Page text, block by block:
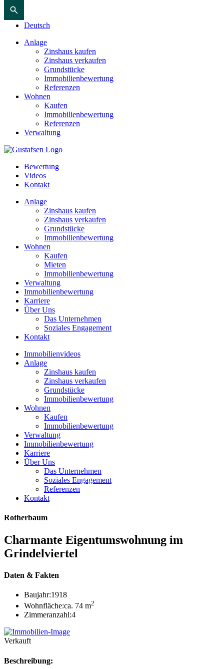
Deutsch
Anlage
Zinshaus kaufen
Zinshaus verkaufen
Grundstücke
Immobilienbewertung
Referenzen
Wohnen
Kaufen
Immobilienbewertung
Referenzen
Verwaltung
Bewertung
Videos
Kontakt
Anlage
Zinshaus kaufen
Zinshaus verkaufen
Grundstücke
Immobilienbewertung
Wohnen
Kaufen
Mieten
Immobilienbewertung
Verwaltung
Immobilienbewertung
Karriere
Über Uns
Das Unternehmen
Soziales Engagement
Kontakt
Immobilienvideos
Anlage
Zinshaus kaufen
Zinshaus verkaufen
Grundstücke
Immobilienbewertung
Wohnen
Kaufen
Immobilienbewertung
Verwaltung
Immobilienbewertung
Karriere
Über Uns
Das Unternehmen
Soziales Engagement
Referenzen
Kontakt
Rotherbaum
Charmante Eigentumswohnung im
Grindelviertel
Daten & Fakten
Baujahr:1918
Wohnfläche:ca. 74 m2
Zimmeranzahl:4
Verkauft
Beschreibung: